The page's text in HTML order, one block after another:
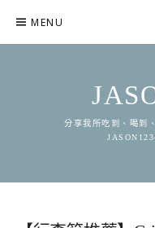
content
MENU
分享我所吃到、喝到